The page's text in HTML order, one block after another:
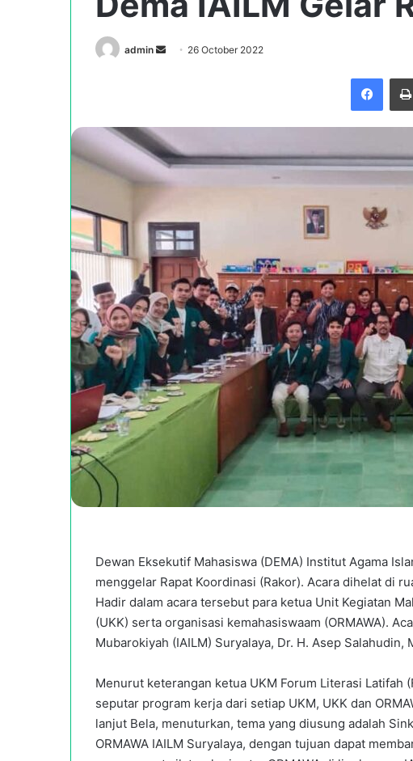
admin
Send 26 October 2022
Dewan Eksekutif Mahasiswa (DEMA) Institut Agama
menggelar Rapat Koordinasi (Rakor). Acara dihelat di
Hadir dalam acara tersebut para ketua Unit Kegiatan
(UKK) serta organisasi kemahasiswaam (ORMAWA).
Mubarokiyah (IAILM) Suryalaya, Dr. H. Asep Salahudin,
Menurut keterangan ketua UKM Forum Literasi Latifah
seputar program kerja dari setiap UKM, UKK dan
lanjut Bela, menuturkan, tema yang diusung adalah
ORMAWA IAILM Suryalaya, dengan tujuan dapat